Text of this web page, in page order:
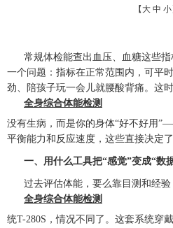
【大 中 小
常规体检能查出血压、血糖这些
一个问题：指标在正常范围内，可平
劲、陪孩子玩一会儿就腰酸背痛。这
全身综合体能检测
没有生病，而是你的身体“好不好用
平衡能力和反应速度，这些直接决定
一、用什么工具把“感觉”变成“数
过去评估体能，要么靠目测和经
全身综合体能检测
统T-280S，情况不同了。这套系统穿